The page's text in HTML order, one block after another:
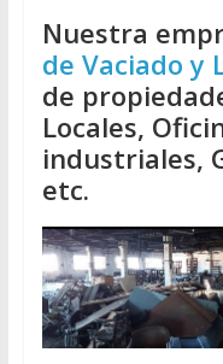
Nuestra
de Vaciado y
de
Locales,
industriales,
etc.